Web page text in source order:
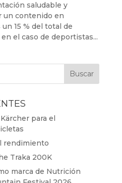
saludable y
un contenido en
15 % del total de
el caso de deportistas...
para el
rendimiento
Traka 200K
marca de Nutrición